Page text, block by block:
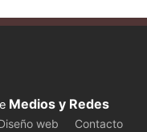
Medios y Redes
web
Contacto